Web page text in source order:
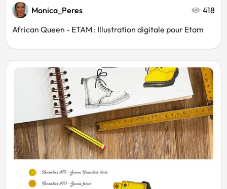
Monica_Peres
418
African Queen - ETAM : Illustration digitale pour Etam